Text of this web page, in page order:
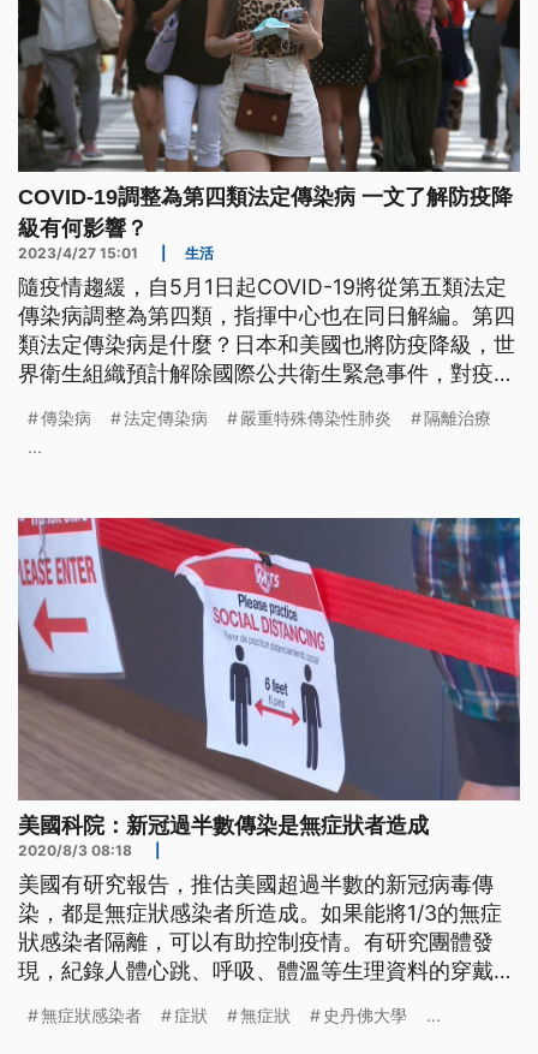
COVID-19調整為第四類法定傳染病 一文了解防疫降
級有何影響？
2023/4/27 15:01 生活
隨疫情趨緩，自5月1日起COVID-19將從第五類法定
傳染病調整為第四類，指揮中心也在同日解編。第四
類法定傳染病是什麼？日本和美國也將防疫降級，世
界衛生組織預計解除國際公共衛生緊急事件，對疫情
傳染病 法定傳染病 嚴重特殊傳染性肺炎
隔離治療
...
美國科院：新冠過半數傳染是無症狀者造成
2020/8/3 08:18
美國有研究報告，推估美國超過半數的新冠病毒傳
染，都是無症狀感染者所造成。如果能將1/3的無症
狀感染者隔離，可以有助控制疫情。有研究團體發
現，紀錄人體心跳、呼吸、體溫等生理資料的穿戴裝
系教授辛格與耶魯大學公衛系教授蓋維尼，共同發表
無症狀感染者 症狀 無症狀 史丹佛大學 ...